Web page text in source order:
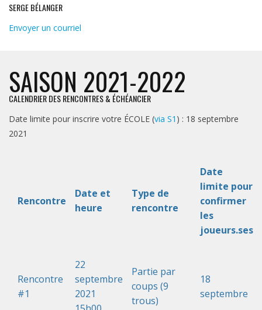
SERGE BÉLANGER
Envoyer un courriel
SAISON 2021-2022
CALENDRIER DES RENCONTRES & ÉCHÉANCIER
Date limite pour inscrire votre ÉCOLE (via S1 ) : 18 septembre
2021
Rencontre
Date et
heure
Type de
rencontre
Date
limite pour
confirmer
les
joueurs.ses
Rencontre
#1
22
septembre
2021
Partie par
coups (9
trous)
18
septembre